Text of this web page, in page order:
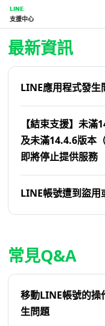
LINE
支援中心
首頁 | LINE支援中心
最新資訊
LINE應用程式發生
【結束支援】未滿
及未滿14.4.6版本
即將停止提供服務
LINE帳號遭到盜用
常見Q&A
移動LINE帳號的操
生問題